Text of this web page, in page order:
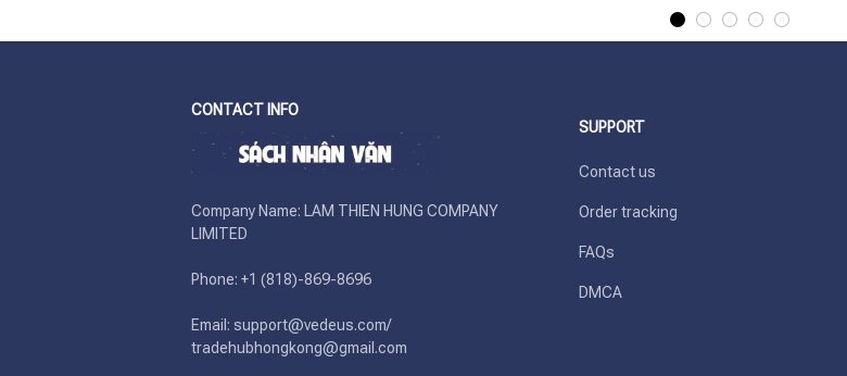
CONTACT INFO
Company Name: LAM THIEN HUNG COMPANY
LIMITED
Phone: +1 (818)-869-8696
Email: support@vedeus.com/
tradehubhongkong@gmail.com
SUPPORT
Contact us
Order tracking
FAQs
DMCA